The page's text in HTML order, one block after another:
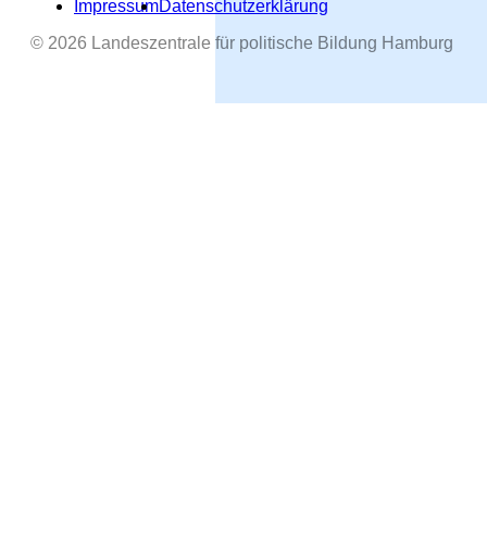
ImpressumDatenschutzerklärung
© 2026 Landeszentrale für politische Bildung Hamburg